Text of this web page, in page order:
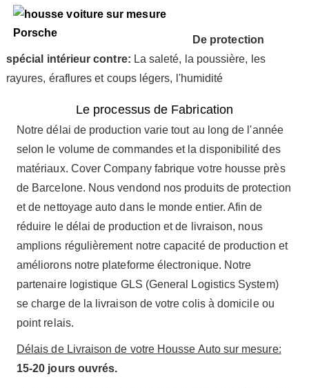
De protection
spécial intérieur contre: La saleté, l a poussière, l es
rayures, éraflures et coups légers, l 'humidité
Le processus de Fabrication
Notre délai de production varie tout au long de l'année
selon le volume de commandes et la disponibilité des
matériaux. Cover Company fabrique votre housse près
de Barcelone. Nous vendond nos produits de protection
et de nettoyage auto dans le monde entier. Afin de
réduire le délai de production et de livraison, nous
amplions régulièrement notre capacité de production et
améliorons notre plateforme électronique. Notre
partenaire logistique GLS (General Logistics System)
se charge de la livraison de votre colis à domicile ou
point relais.
Délais de Livraison de votre Housse Auto sur mesure:
15-20 jours ouvrés.